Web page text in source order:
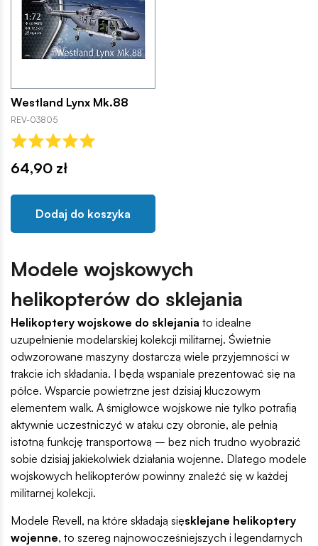
Westland Lynx Mk.88
REV-03805
64,90 zł
Dodaj do koszyka
Modele wojskowych
helikopterów do sklejania
Helikoptery wojskowe do sklejania to idealne
uzupełnienie modelarskiej kolekcji militarnej. Świetnie
odwzorowane maszyny dostarczą wiele przyjemności w
trakcie ich składania. I będą wspaniale prezentować się na
półce. Wsparcie powietrzne jest dzisiaj kluczowym
elementem walk. A śmigłowce wojskowe nie tylko potrafią
aktywnie uczestniczyć w ataku czy obronie, ale pełnią
istotną funkcję transportową – bez nich trudno wyobrazić
sobie dzisiaj jakiekolwiek działania wojenne. Dlatego modele
wojskowych helikopterów powinny znaleźć się w każdej
militarnej kolekcji.
Modele Revell, na które składają sięsklejane helikoptery
wojenne, to szereg najnowocześniejszych i legendarnych